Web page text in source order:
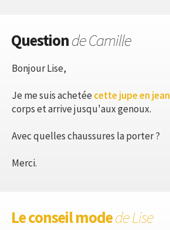
Questionde Camille
Bonjour Lise,
Je me suis achetéecette jupe en jean
corps et arrive jusqu'aux genoux.
Avec quelles chaussures la porter ?
Merci.
Le conseil modede Lise